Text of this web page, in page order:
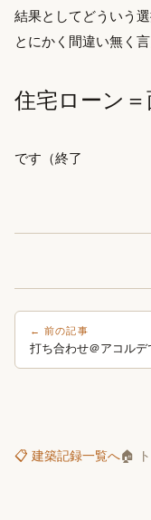
結果としてどういう
とにかく間違い無く
住宅ローン
です（終了
← 前の記事
打ち合わせ＠アコル
📋 建築記録一覧へ🏠